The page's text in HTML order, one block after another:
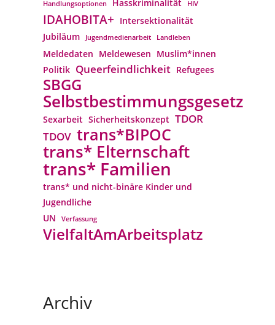
Handlungsoptionen Hasskriminalität HIV
IDAHOBITA+ Intersektionalität
Jubiläum
Jugendmedienarbeit Landleben
Meldedaten Meldewesen Muslim*innen
Politik Queerfeindlichkeit Refugees
SBGG
Selbstbestimmungsgesetz
Sexarbeit Sicherheitskonzept TDOR
TDOV trans*BIPOC
trans* Elternschaft
trans* Familien
trans* und nicht-binäre Kinder und
Jugendliche
UN
Verfassung
VielfaltAmArbeitsplatz
Archiv